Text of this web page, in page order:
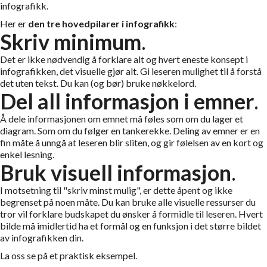
infografikk.
Her er den tre hovedpilarer i infografikk:
Skriv minimum.
Det er ikke nødvendig å forklare alt og hvert eneste konsept i
infografikken, det visuelle gjør alt. Gi leseren mulighet til å forstå
det uten tekst. Du kan (og bør) bruke nøkkelord.
Del all informasjon i emner.
Å dele informasjonen om emnet må føles som om du lager et
diagram. Som om du følger en tankerekke. Deling av emner er en
fin måte å unngå at leseren blir sliten, og gir følelsen av en kort og
enkel lesning.
Bruk visuell informasjon.
I motsetning til "skriv minst mulig", er dette åpent og ikke
begrenset på noen måte. Du kan bruke alle visuelle ressurser du
tror vil forklare budskapet du ønsker å formidle til leseren. Hvert
bilde må imidlertid ha et formål og en funksjon i det større bildet
av infografikken din.
La oss se på et praktisk eksempel.